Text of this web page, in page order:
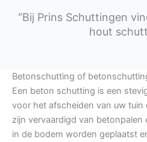
“Bij Prins Schuttingen
hout
Betonschutting of
Een beton schutting is een
voor het afscheiden van uw
zijn vervaardigd van
in de bodem worden geplaatst